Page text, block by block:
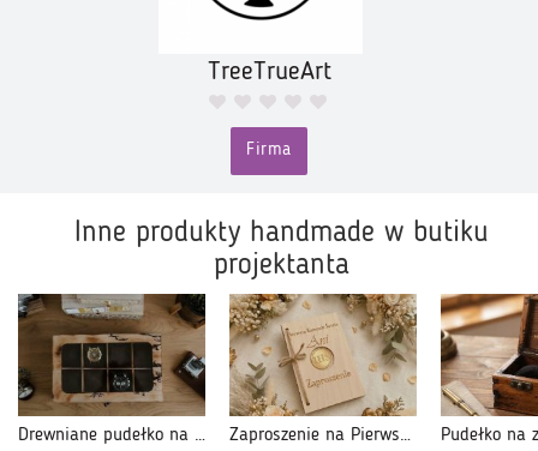
TreeTrueArt
Firma
Inne produkty handmade w butiku
projektanta
Drewniane pudełko na zegarki 8 komorowe Zaproszenie na Pierwszą Komunię Świętą drewniane z kopertą